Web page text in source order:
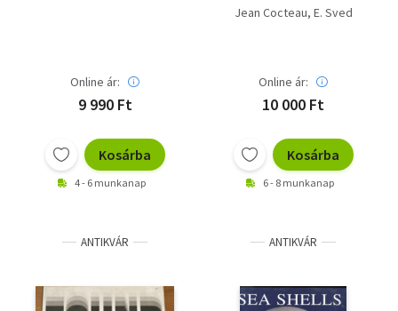
Online ár:
9 990 Ft
Kosárba
4 - 6 munkanap
Jean Cocteau E. Sved
Online ár:
10 000 Ft
Kosárba
6 - 8 munkanap
ANTIKVÁR ANTIKVÁR